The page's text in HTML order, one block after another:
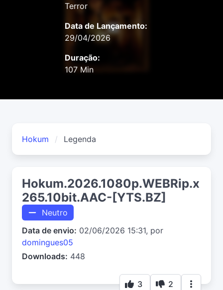
Terror
Data de Lançamento:
29/04/2026
Duração:
107 Min
Hokum Legenda
Hokum.2026.1080p.WEBRip.x
265.10bit.AAC-[YTS.BZ]
Neutro
Data de envio: 02/06/2026 15:31, por
domingues05
Downloads: 448
3 2